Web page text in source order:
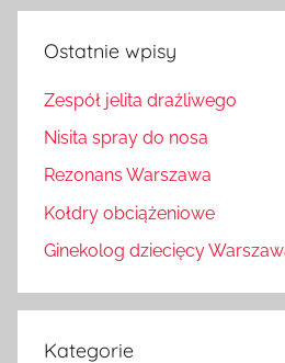
Ostatnie wpisy
Zespół jelita drażliwego
Nisita spray do nosa
Rezonans Warszawa
Kołdry obciążeniowe
Ginekolog dziecięcy
Kategorie